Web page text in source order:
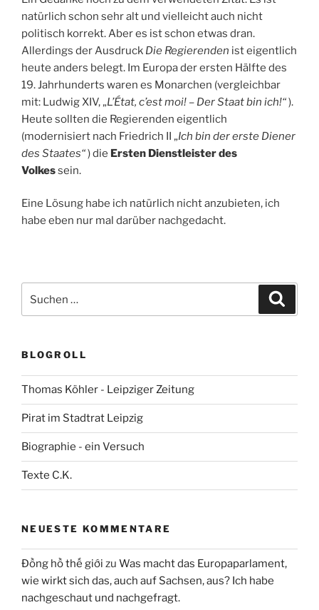
natürlich schon sehr alt und vielleicht auch nicht
politisch korrekt. Aber es ist schon etwas dran.
Allerdings der Ausdruck Die Regierenden ist eigentlich
heute anders belegt. Im Europa der ersten Hälfte des
19. Jahrhunderts waren es Monarchen (vergleichbar
mit: Ludwig XIV, „L’État, c’est moi! – Der Staat bin ich!“).
Heute sollten die Regierenden eigentlich
(modernisiert nach Friedrich II „Ich bin der erste Diener
des Staates“) die Ersten Dienstleister des
Volkessein.
Eine Lösung habe ich natürlich nicht anzubieten, ich
habe eben nur mal darüber nachgedacht.
nach:
BLOGROLL
Thomas Köhler - Leipziger Zeitung
Pirat im Stadtrat Leipzig
Biographie - ein Versuch
Texte C.K.
NEUESTE KOMMENTARE
Đồng hồ thế giới zu Was macht das Europaparlament,
wie wirkt sich das, auch auf Sachsen, aus? Ich habe
nachgeschaut und nachgefragt.